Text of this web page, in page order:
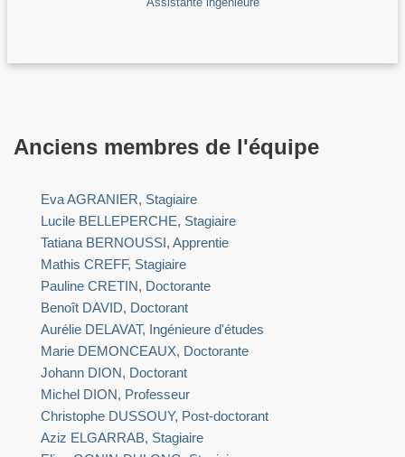
Anciens membres de l'équipe
Eva AGRANIER, Stagiaire
Lucile BELLEPERCHE, Stagiaire
Tatiana BERNOUSSI, Apprentie
Mathis CREFF, Stagiaire
Pauline CRETIN, Doctorante
Benoît DAVID, Doctorant
Aurélie DELAVAT, Ingénieure d'études
Marie DEMONCEAUX, Doctorante
Johann DION, Doctorant
Michel DION, Professeur
Christophe DUSSOUY, Post-doctorant
Aziz ELGARRAB, Stagiaire